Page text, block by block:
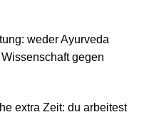
weder Ayurveda
gegen
extra Zeit: du arbeitest